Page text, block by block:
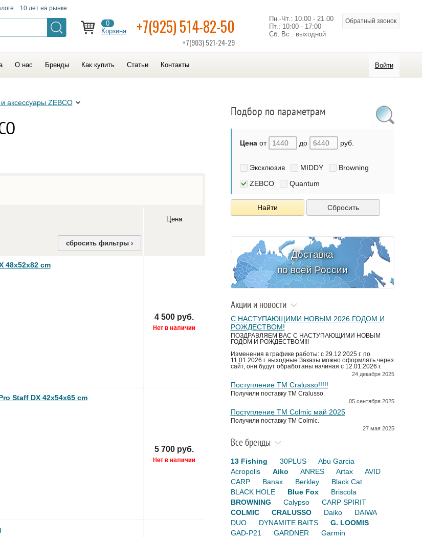
10 лет на рынке
0
Корзина
+7(925) 514-82-50
+7(903) 521-24-29
Пн.-Чт.: 10.00 - 21.00
Пт.: 10:00 - 17:00
Сб, Вс : выходной
Обратный звонок
О нас Бренды Как купить Статьи Контакты Войти
аксессуары ZEBCO
Цена
сбросить фильтры ›
48x52x82 cm
4 500 руб.
Staff DX 42x54x65 cm
5 700 руб.
Подбор по параметрам
Ценаот до руб.
Эксклюзив MIDDY
Browning
ZEBCO
Quantum
Найти Сбросить
Доставка
по всей России
Акции и новости
С НАСТУПАЮЩИМИ НОВЫМ 2026 ГОДОМ И
РОЖДЕСТВОМ!
ПОЗДРАВЛЯЕМ ВАС С НАСТУПАЮЩИМИ НОВЫМ
ГОДОМ И РОЖДЕСТВОМ!!!
Изменения в графике работы: с 29.12.2025 г. по
11.01.2026 г. выходные Заказы можно оформлять через
сайт, они будут обработаны начиная с 12.01.2026 г.
24 декабря 2025
Поступление TM Cralusso!!!!!
Получили поставку ТМ Cralusso.
05 сентября 2025
Поступление TM Colmic май 2025
Получили поставку ТМ Colmic.
27 мая 2025
Все бренды
13 Fishing 30PLUS
Abu Garcia
Acropolis
Aiko ANRES Artax
AVID
CARP
Banax Berkley
Black Cat
BLACK HOLE
Blue Fox
Briscola
BROWNING
Calypso
CARP SPIRIT
COLMIC
CRALUSSO Daiko
DAIWA
DUO
DYNAMITE BAITS
G. LOOMIS
GAD-P21
GARDNER
Garmin